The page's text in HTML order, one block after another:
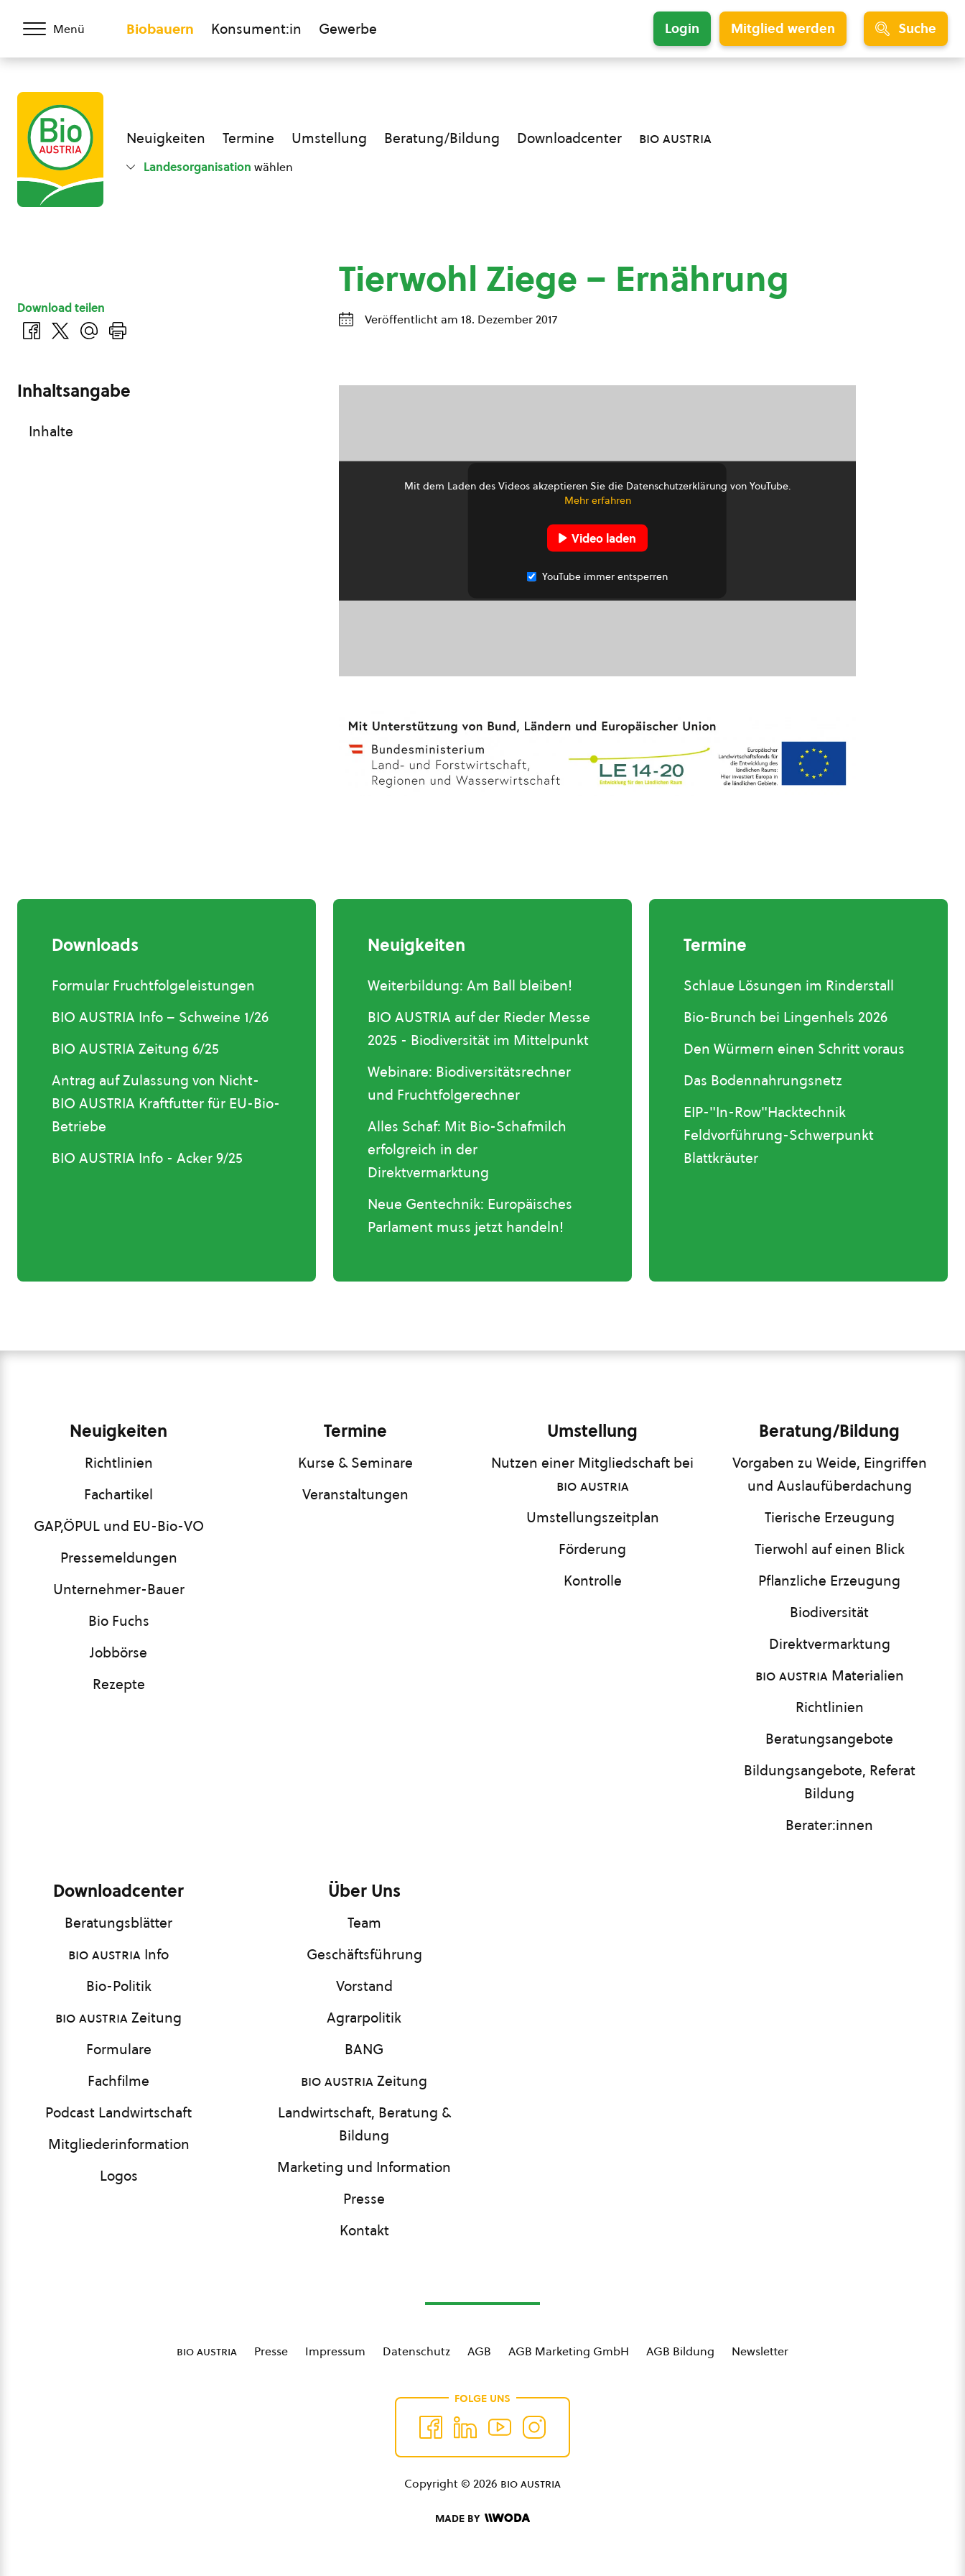
Menü Biobauern Konsument:in Gewerbe Login Mitglied werden Suche
Neuigkeiten Termine Umstellung Beratung/Bildung Downloadcenter bio austria
Landesorganisation wählen
Tierwohl Ziege – Ernährung
Veröffentlicht am 18. Dezember 2017
Mit dem Laden des Videos akzeptieren Sie die Datenschutzerklärung von YouTube.
Mehr erfahren
Video laden
YouTube immer entsperren
Download teilen
Inhaltsangabe
Inhalte
Downloads
Formular Fruchtfolgeleistungen
BIO AUSTRIA Info – Schweine 1/26
BIO AUSTRIA Zeitung 6/25
Antrag auf Zulassung von Nicht-
BIO AUSTRIA Kraftfutter für EU-Bio-
Betriebe
BIO AUSTRIA Info - Acker 9/25
Neuigkeiten
Weiterbildung: Am Ball bleiben!
BIO AUSTRIA auf der Rieder Messe
2025 - Biodiversität im Mittelpunkt
Webinare: Biodiversitätsrechner
und Fruchtfolgerechner
Alles Schaf: Mit Bio-Schafmilch
erfolgreich in der
Direktvermarktung
Neue Gentechnik: Europäisches
Parlament muss jetzt handeln!
Termine
Schlaue Lösungen im Rinderstall
Bio-Brunch bei Lingenhels 2026
Den Würmern einen Schritt voraus
Das Bodennahrungsnetz
EIP-"In-Row"Hacktechnik
Feldvorführung-Schwerpunkt
Blattkräuter
Neuigkeiten
Richtlinien
Fachartikel
GAP,ÖPUL und EU-Bio-VO
Pressemeldungen
Unternehmer-Bauer
Bio Fuchs
Jobbörse
Rezepte
Termine
Kurse & Seminare
Veranstaltungen
Umstellung
Nutzen einer Mitgliedschaft bei
bio austria
Umstellungszeitplan
Förderung
Kontrolle
Beratung/Bildung
Vorgaben zu Weide, Eingriffen
und Auslaufüberdachung
Tierische Erzeugung
Tierwohl auf einen Blick
Pflanzliche Erzeugung
Biodiversität
Direktvermarktung
bio austriaMaterialien
Richtlinien
Beratungsangebote
Bildungsangebote, Referat
Bildung
Berater:innen
Downloadcenter
Beratungsblätter
bio austria Info
Bio-Politik
bio austriaZeitung
Formulare
Fachfilme
Podcast Landwirtschaft
Mitgliederinformation
Logos
Über Uns
Team
Geschäftsführung
Vorstand
Agrarpolitik
BANG
bio austriaZeitung
Landwirtschaft, Beratung &
Bildung
Marketing und Information
Presse
Kontakt
bio austria Presse Impressum Datenschutz AGB AGB Marketing GmbH AGB Bildung Newsletter
FOLGE UNS
Copyright © 2026 bio austria
MADE BY